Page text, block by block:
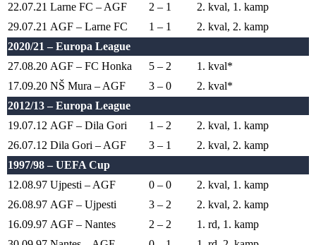
22.07.21 Larne FC – AGF 2 – 1
2. kval, 1. kamp
29.07.21 AGF – Larne FC 1 – 1
2. kval, 2. kamp
2020/21 – Europa League
27.08.20 AGF – FC Honka 5 – 2
1. kval*
17.09.20 NŠ Mura – AGF 3 – 0
2. kval*
2012/13 – Europa League
19.07.12 AGF – Dila Gori 1 – 2
2. kval, 1. kamp
26.07.12 Dila Gori – AGF 3 – 1
2. kval, 2. kamp
1997/98 – UEFA Cup
12.08.97 Ujpesti – AGF 0 – 0
2. kval, 1. kamp
26.08.97 AGF – Ujpesti 3 – 2
2. kval, 2. kamp
16.09.97 AGF – Nantes 2 – 2
1. rd, 1. kamp